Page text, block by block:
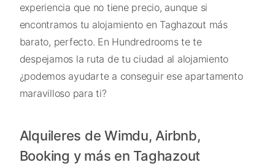
experiencia que no tiene precio, aunque si
encontramos tu alojamiento en Taghazout más
barato, perfecto. En Hundredrooms te te
despejamos la ruta de tu ciudad al alojamiento
¿podemos ayudarte a conseguir ese apartamento
maravilloso para ti?
Alquileres de Wimdu, Airbnb,
Booking y más en Taghazout